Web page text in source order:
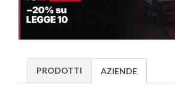
PRODOTTI AZIENDE